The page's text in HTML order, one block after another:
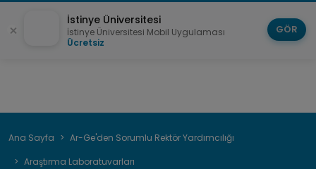
Sayfa
yolu
Ana Sayfa
Ar-Ge'den Sorumlu Rektör Yardımcılığı
Araştırma Laboratuvarları
İstinye Üniversitesi
İstinye Üniversitesi Mobil Uygulaması
Ücretsiz
GÖR